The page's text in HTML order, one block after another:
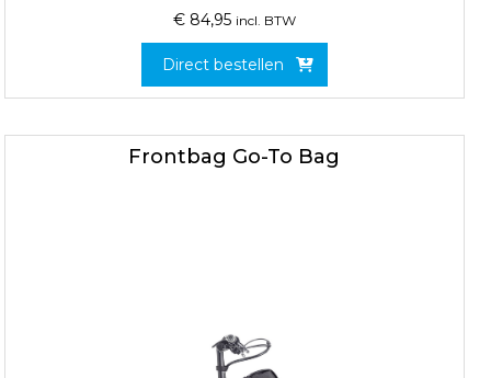
€ 84,95 incl. BTW
Direct bestellen
Frontbag Go-To Bag